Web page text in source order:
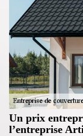
Un prix
l’entreprise